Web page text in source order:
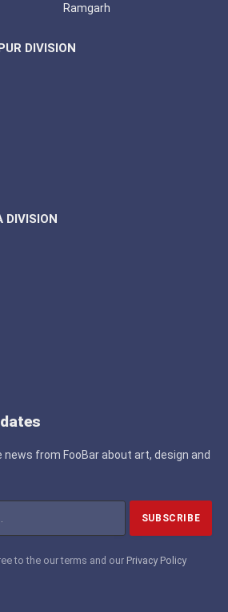
Ramgarh
DIVISION
DIVISION
from FooBar about art, design and
to the our terms and our Privacy Policy